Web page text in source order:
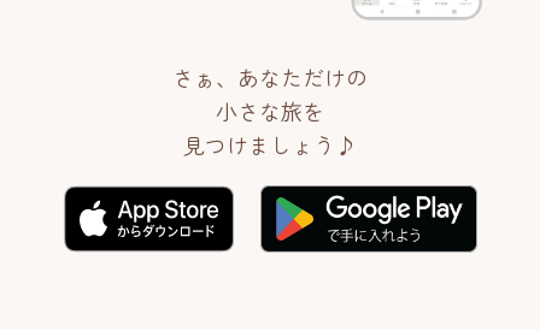
さぁ、あなただけの
小さな旅を
見つけましょう♪